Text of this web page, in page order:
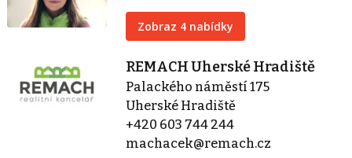
Zobraz 4 nabídky
REMACH Uherské Hradiště
Palackého náměstí 175
Uherské Hradiště
+420 603 744 244
machacek@remach.cz